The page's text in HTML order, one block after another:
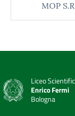
MOP
Liceo
Enrico Fermi
Bologna